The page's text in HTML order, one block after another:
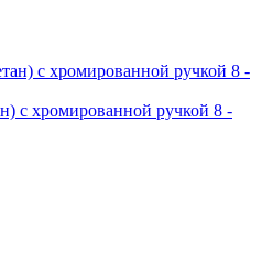
с хромированной ручкой 8 -